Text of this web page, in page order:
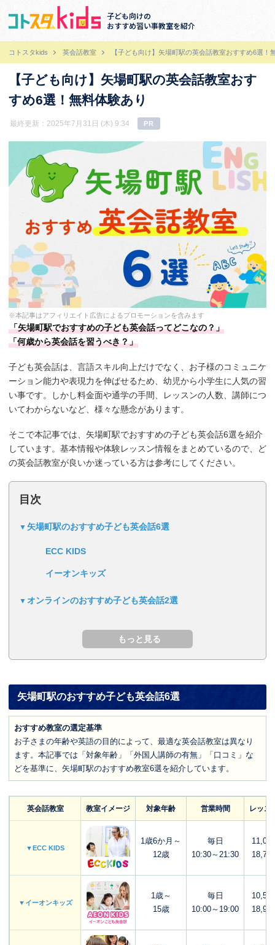
子ども向けの
おすすめ習い事教室を紹介
コトスタkids 英会話教室 【子ども向け】矢場町駅の英会話教室おすすめ6選！
【子ども向け】矢場町駅の英会話教室おす
すめ6選！無料体験あり
最終更新：2025年7月31日 (木) 9:34 PR
※本記事はアフィリエイト広告によるプロモーションを含みます
「矢場町駅でおすすめの子ども英会話ってどこなの？」
「何歳から英会話を習うべき？」
子ども英会話は、言語スキル向上だけでなく、お子様のコミュニケ
ーション能力や表現力を伸ばせるため、幼児から小学生に人気の習
い事です。しかし料金面や通学の手間、レッスンの人数、講師につ
いてわからないなど、様々な懸念があります。
そこで本記事では、矢場町駅でおすすめの子ども英会話6選を紹介
しています。基本情報や体験レッスン情報をまとめているので、ど
の英会話教室が良いか迷っている方は参考にしてください。
目次
矢場町駅のおすすめ子ども英会話6選
ECC KIDS
イーオンキッズ
オンラインのおすすめ子ども英会話2選
矢場町駅のおすすめ子ども英会話6選
おすすめ教室の選定基準
お子さまの年齢や英語の目的によって、最適な英会話教室は異なり
ます。本記事では「対象年齢」「外国人講師の有無」「口コミ」な
どを基準に、矢場町駅のおすすめ教室6選を紹介しています。
英会話教室 教室イメージ 対象年齢 営業時間 レッス
▼ECC KIDS
1歳6か月～
12歳
毎日
10:30～21:30
▼イーオンキッズ
1歳～
15歳
毎日
10:00～19:00